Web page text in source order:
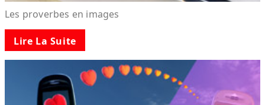
Les proverbes en images
Lire La Suite